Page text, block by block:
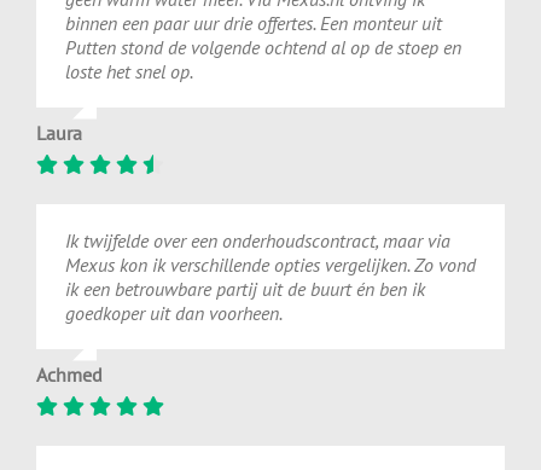
binnen een paar uur drie offertes. Een monteur uit
Putten stond de volgende ochtend al op de stoep en
loste het snel op.
Laura
Ik twijfelde over een onderhoudscontract, maar via
Mexus kon ik verschillende opties vergelijken. Zo vond
ik een betrouwbare partij uit de buurt én ben ik
goedkoper uit dan voorheen.
Achmed